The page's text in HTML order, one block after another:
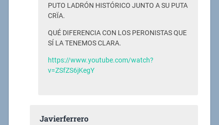
PUTO LADRÓN HISTÓRICO JUNTO A SU PUTA
CRÏA.
QUÉ DIFERENCIA CON LOS PERONISTAS QUE
SÍ LA TENEMOS CLARA.
https://www.youtube.com/watch?
v=ZSfZS6jKegY
Javierferrero